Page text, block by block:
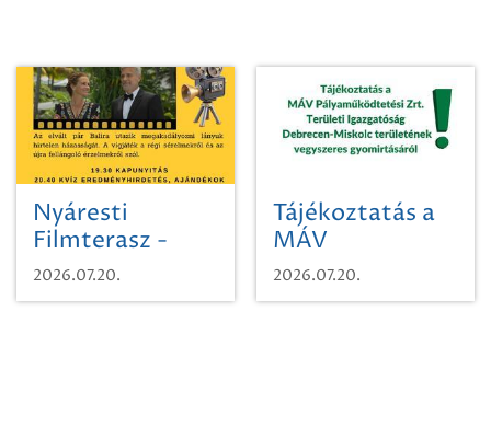
Nyáresti
Filmterasz -
Beugró a
Paradicsomba
2026.07.20.
Tájékoztatás a
MÁV
Pályaműködtetési
Zrt. Területi
2026.07.20.